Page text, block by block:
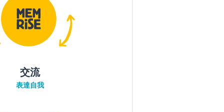
交流
表達自我